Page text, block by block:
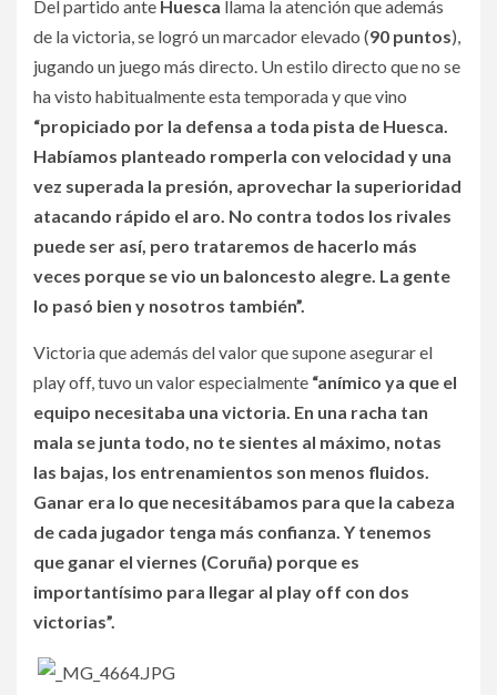
Del partido ante Huesca llama la atención que además
de la victoria, se logró un marcador elevado (90 puntos),
jugando un juego más directo. Un estilo directo que no se
ha visto habitualmente esta temporada y que vino
“propiciado por la defensa a toda pista de Huesca.
Habíamos planteado romperla con velocidad y una
vez superada la presión, aprovechar la superioridad
atacando rápido el aro. No contra todos los rivales
puede ser así, pero trataremos de hacerlo más
veces porque se vio un baloncesto alegre. La gente
lo pasó bien y nosotros también”.
Victoria que además del valor que supone asegurar el
play off, tuvo un valor especialmente “anímico ya que el
equipo necesitaba una victoria. En una racha tan
mala se junta todo, no te sientes al máximo, notas
las bajas, los entrenamientos son menos fluidos.
Ganar era lo que necesitábamos para que la cabeza
de cada jugador tenga más confianza. Y tenemos
que ganar el viernes (Coruña) porque es
importantísimo para llegar al play off con dos
victorias”.